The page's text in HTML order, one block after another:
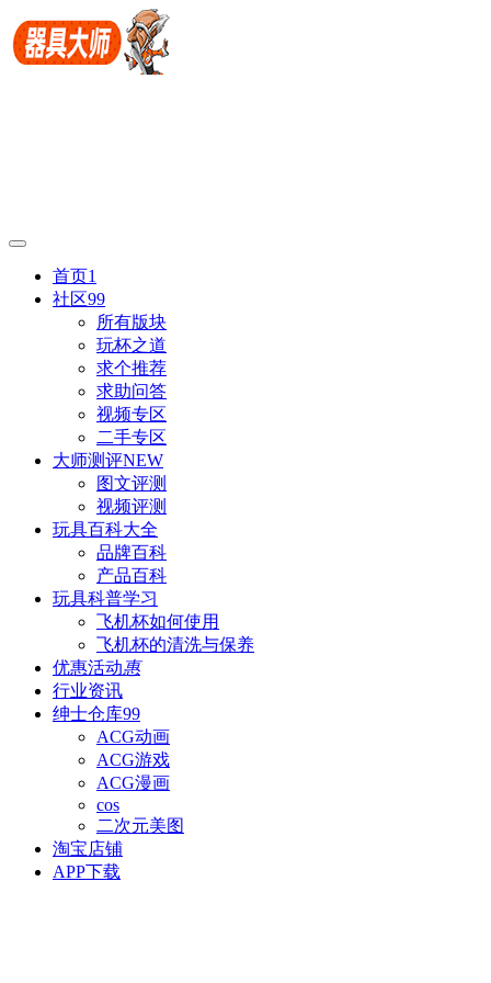
首页1
社区99
所有版块
玩杯之道
求个推荐
求助问答
视频专区
二手专区
大师测评NEW
图文评测
视频评测
玩具百科大全
品牌百科
产品百科
玩具科普学习
飞机杯如何使用
飞机杯的清洗与保养
优惠活动惠
行业资讯
绅士仓库99
ACG动画
ACG游戏
ACG漫画
cos
二次元美图
淘宝店铺
APP下载